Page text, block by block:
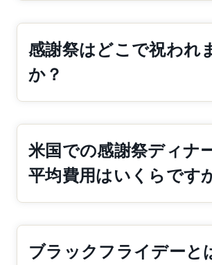
感謝祭はどこで祝われ
か？
米国での感謝祭ディナ
平均費用はいくらです
ブラックフライデーと